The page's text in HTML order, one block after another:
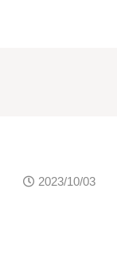
2023/10/03